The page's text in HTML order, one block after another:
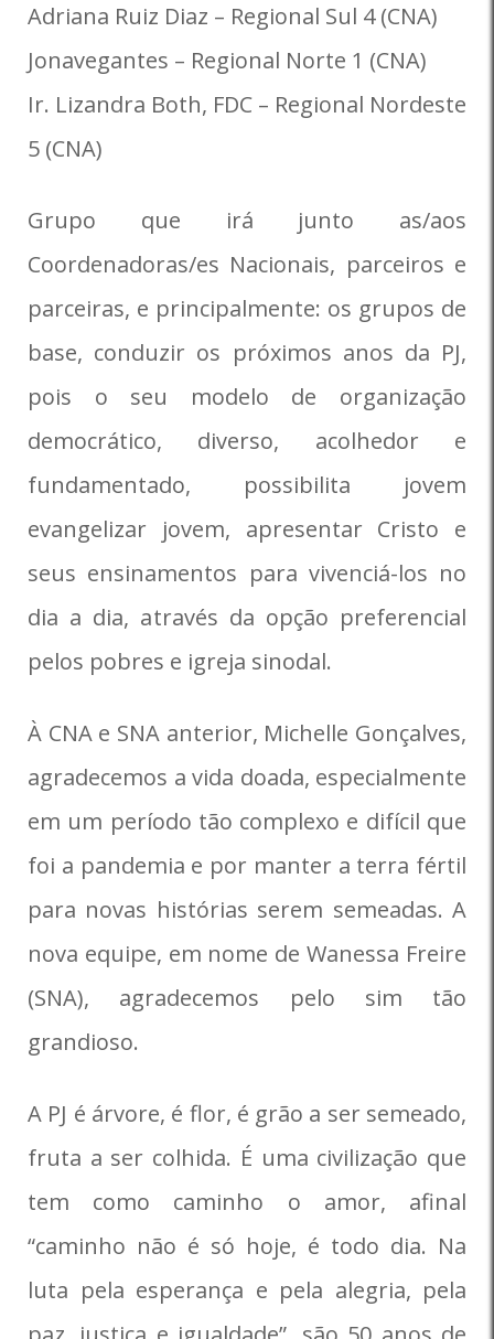
Adriana Ruiz Diaz – Regional Sul 4 (CNA)
Jonavegantes – Regional Norte 1 (CNA)
Ir. Lizandra Both, FDC – Regional Nordeste
5 (CNA)
Grupo que irá junto as/aos
Coordenadoras/es Nacionais, parceiros e
parceiras, e principalmente: os grupos de
base, conduzir os próximos anos da PJ,
pois o seu modelo de organização
democrático, diverso, acolhedor e
fundamentado, possibilita jovem
evangelizar jovem, apresentar Cristo e
seus ensinamentos para vivenciá-los no
dia a dia, através da opção preferencial
pelos pobres e igreja sinodal.
À CNA e SNA anterior, Michelle Gonçalves,
agradecemos a vida doada, especialmente
em um período tão complexo e difícil que
foi a pandemia e por manter a terra fértil
para novas histórias serem semeadas. A
nova equipe, em nome de Wanessa Freire
(SNA), agradecemos pelo sim tão
grandioso.
A PJ é árvore, é flor, é grão a ser semeado,
fruta a ser colhida. É uma civilização que
tem como caminho o amor, afinal
“caminho não é só hoje, é todo dia. Na
luta pela esperança e pela alegria, pela